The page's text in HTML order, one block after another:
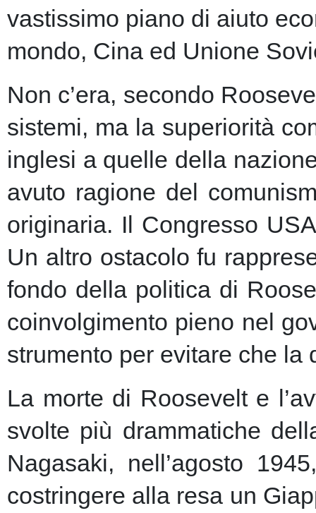
vastissimo piano di aiuto
mondo, Cina ed Unione
Non c’era, secondo
sistemi, ma la superiorità
inglesi a quelle della
avuto ragione del
originaria. Il Congresso
Un altro ostacolo fu
fondo della politica di
coinvolgimento pieno nel
strumento per evitare che
La morte di Roosevelt e
svolte più drammatiche
Nagasaki, nell’agosto
costringere alla resa un